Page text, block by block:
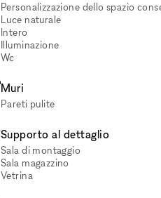
Personalizzazione dello spazio
Luce naturale
Intero
Illuminazione
Wc
Muri
Pareti pulite
Supporto al dettaglio
Sala di montaggio
Sala magazzino
Vetrina